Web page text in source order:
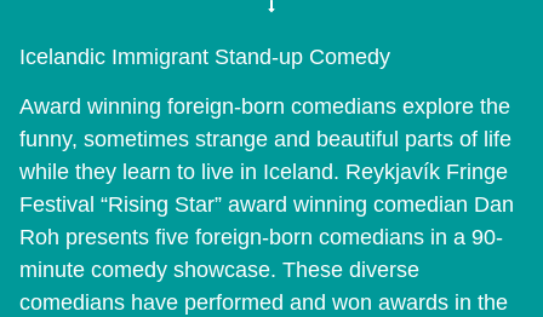
Icelandic Immigrant Stand-up Comedy
Award winning foreign-born comedians explore the
funny, sometimes strange and beautiful parts of life
while they learn to live in Iceland. Reykjavík Fringe
Festival “Rising Star” award winning comedian Dan
Roh presents five foreign-born comedians in a 90-
minute comedy showcase. These diverse
comedians have performed and won awards in the